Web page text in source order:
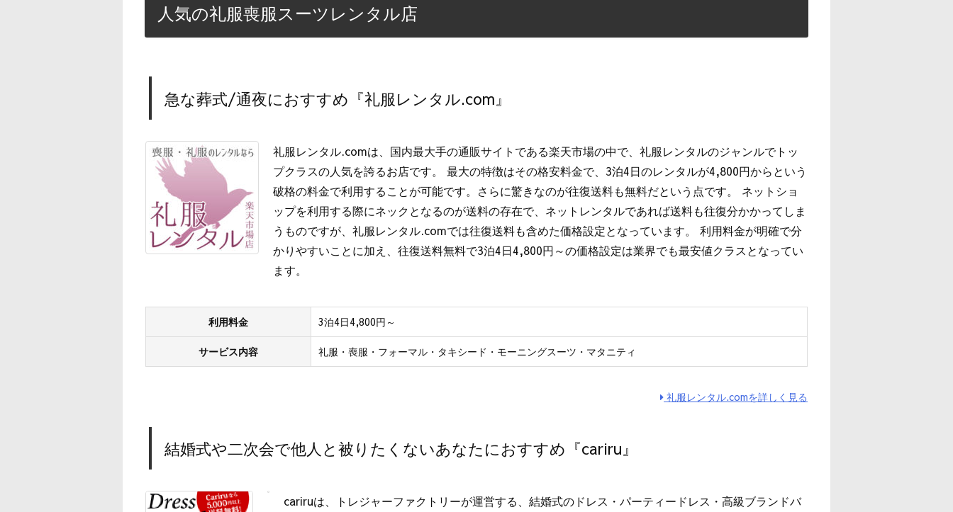
人気の礼服喪服スーツレンタル店
急な葬式/通夜におすすめ『礼服レンタル.com』
礼服レンタル.comは、国内最大手の通販サイトである楽天市場の中で、礼服レンタルのジャンルでトッ
プクラスの人気を誇るお店です。 最大の特徴はその格安料金で、3泊4日のレンタルが4,800円からという
破格の料金で利用することが可能です。さらに驚きなのが往復送料も無料だという点です。 ネットショ
ップを利用する際にネックとなるのが送料の存在で、ネットレンタルであれば送料も往復分かかってしま
うものですが、礼服レンタル.comでは往復送料も含めた価格設定となっています。 利用料金が明確で分
かりやすいことに加え、往復送料無料で3泊4日4,800円～の価格設定は業界でも最安値クラスとなってい
ます。
利用料金 3泊4日4,800円～
サービス内容 礼服・喪服・フォーマル・タキシード・モーニングスーツ・マタニティ
礼服レンタル.comを詳しく見る
結婚式や二次会で他人と被りたくないあなたにおすすめ『cariru』
cariruは、トレジャーファクトリーが運営する、結婚式のドレス・パーティードレス・高級ブランドバ